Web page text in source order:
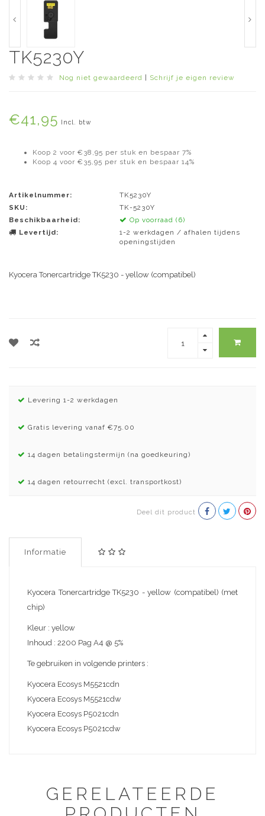
TK5230Y
Nog niet gewaardeerd Schrijf je eigen review
€41,95 Incl. btw
Koop 2 voor €38,95 per stuk en bespaar 7%
Koop 4 voor €35,95 per stuk en bespaar 14%
Artikelnummer:
TK5230Y
SKU:
TK-5230Y
Beschikbaarheid:
Op voorraad (6)
Levertijd:
1-2 werkdagen / afhalen tijdens
openingstijden
Kyocera Tonercartridge TK5230 - yellow (compatibel)
Levering 1-2 werkdagen
Gratis levering vanaf €75.00
14 dagen betalingstermijn (na goedkeuring)
14 dagen retourrecht (excl. transportkost)
Deel dit product
Informatie
Kyocera Tonercartridge TK5230 - yellow (compatibel) (met
chip)
Kleur : yellow
Inhoud : 2200 Pag A4 @ 5%
Te gebruiken in volgende printers :
Kyocera Ecosys M5521cdn
Kyocera Ecosys M5521cdw
Kyocera Ecosys P5021cdn
Kyocera Ecosys P5021cdw
GERELATEERDE